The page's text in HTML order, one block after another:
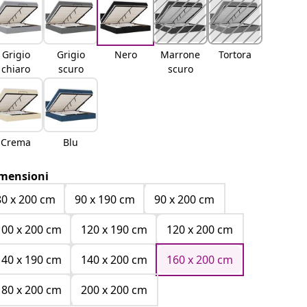
Grigio
chiaro
Grigio
scuro
Nero
Marrone
scuro
Tortora
Crema Blu
x 200 cm
90 x 190 cm
90 x 200 cm
x 200 cm
120 x 190 cm
120 x 200 cm
x 190 cm
140 x 200 cm
160 x 200 cm
x 200 cm
200 x 200 cm